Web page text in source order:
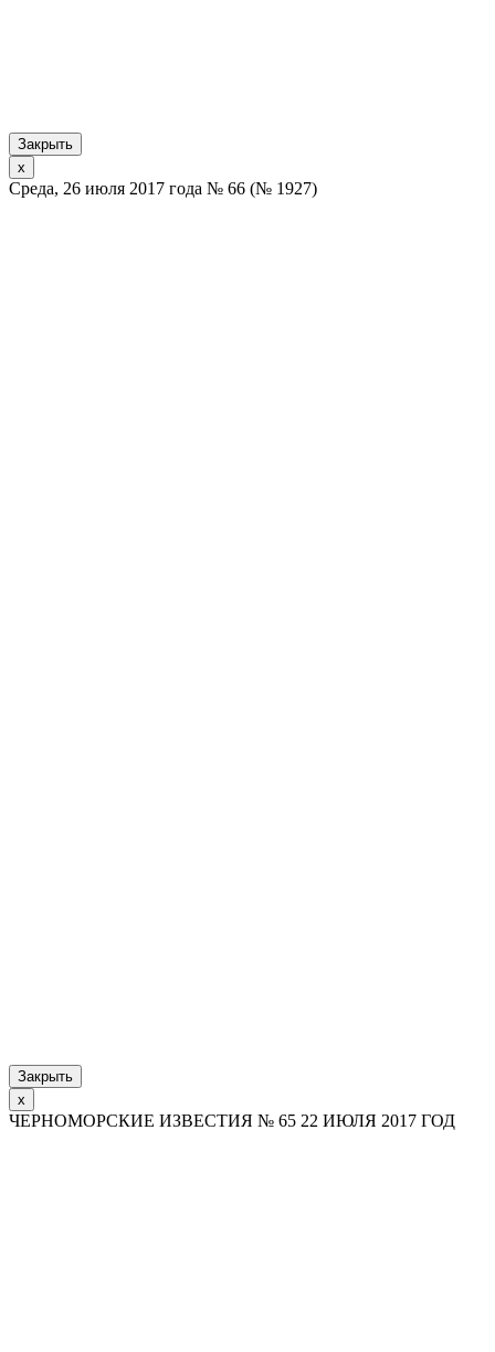
Закрыть
x
Среда, 26 июля 2017 года № 66 (№ 1927)
Закрыть
x
ЧЕРНОМОРСКИЕ ИЗВЕСТИЯ № 65 22 ИЮЛЯ 2017 ГОД